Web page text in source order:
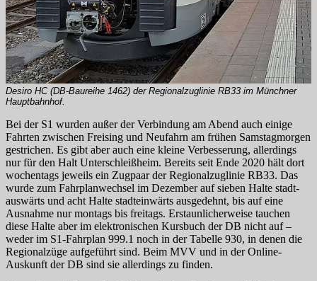
Desiro HC (DB-Baureihe 1462) der Regionalzuglinie RB33 im Münchner
Hauptbahnhof.
Bei der S1 wurden außer der Verbindung am Abend auch einige
Fahrten zwischen Freising und Neufahrn am frühen Samstag­morgen
gestrichen. Es gibt aber auch eine kleine Verbes­serung, allerdings
nur für den Halt Unter­schleiß­heim. Bereits seit Ende 2020 hält dort
wochentags jeweils ein Zugpaar der Regio­nal­zug­linie RB33. Das
wurde zum Fahr­plan­wechsel im Dezember auf sieben Halte stadt­
aus­wärts und acht Halte stadt­ein­wärts ausgedehnt, bis auf eine
Ausnahme nur montags bis freitags. Erstaun­licher­weise tauchen
diese Halte aber im elektro­nischen Kursbuch der DB nicht auf –
weder im S1-Fahrplan 999.1 noch in der Tabelle 930, in denen die
Regio­nal­züge aufgeführt sind. Beim MVV und in der Online-
Auskunft der DB sind sie allerdings zu finden.